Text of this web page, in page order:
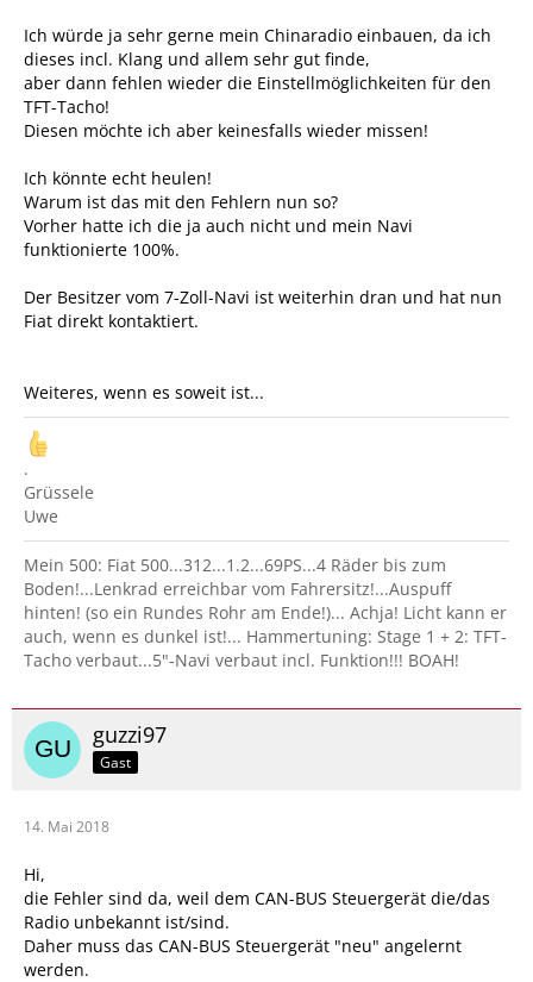
Ich würde ja sehr gerne mein Chinaradio einbauen, da ich
dieses incl. Klang und allem sehr gut finde,
aber dann fehlen wieder die Einstellmöglichkeiten für den
TFT-Tacho!
Diesen möchte ich aber keinesfalls wieder missen!
Ich könnte echt heulen!
Warum ist das mit den Fehlern nun so?
Vorher hatte ich die ja auch nicht und mein Navi
funktionierte 100%.
Der Besitzer vom 7-Zoll-Navi ist weiterhin dran und hat nun
Fiat direkt kontaktiert.
Weiteres, wenn es soweit ist...
.
Grüssele
Uwe
Mein 500: Fiat 500...312...1.2...69PS...4 Räder bis zum
Boden!...Lenkrad erreichbar vom Fahrersitz!...Auspuff
hinten! (so ein Rundes Rohr am Ende!)... Achja! Licht kann er
auch, wenn es dunkel ist!... Hammertuning: Stage 1 + 2: TFT-
Tacho verbaut...5"-Navi verbaut incl. Funktion!!! BOAH!
guzzi97
Gast
14. Mai 2018
Hi,
die Fehler sind da, weil dem CAN-BUS Steuergerät die/das
Radio unbekannt ist/sind.
Daher muss das CAN-BUS Steuergerät "neu" angelernt
werden.